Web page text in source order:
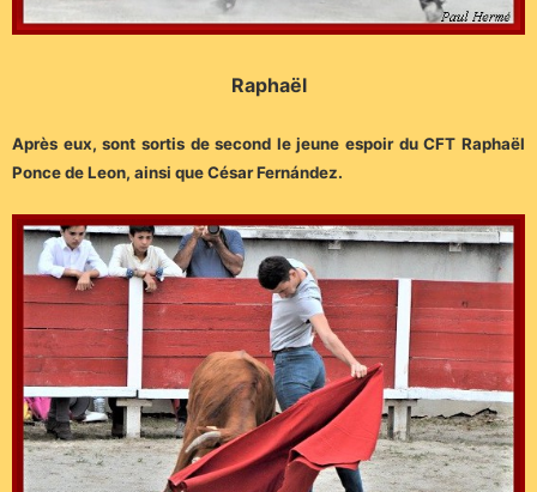
Raphaël
Après eux, sont sortis de second le jeune espoir du CFT Raphaël
Ponce de Leon, ainsi que César Fernández.